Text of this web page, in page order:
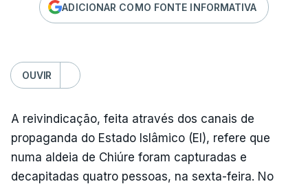
ADICIONAR COMO FONTE INFORMATIVA
OUVIR
A reivindicação, feita através dos canais de
propaganda do Estado Islâmico (EI), refere que
numa aldeia de Chiúre foram capturadas e
decapitadas quatro pessoas, na sexta-feira. No